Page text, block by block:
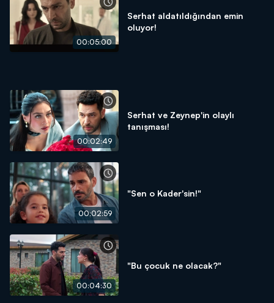
00:05:00
Serhat aldatıldığından emin
oluyor!
00:02:49
Serhat ve Zeynep'in olaylı
tanışması!
00:02:59
"Sen o Kader'sin!"
00:04:30
"Bu çocuk ne olacak?"